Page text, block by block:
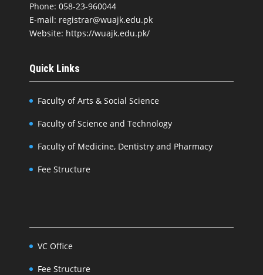
Phone: 058-23-960044
E-mail: registrar@wuajk.edu.pk
Website: https://wuajk.edu.pk/
Quick Links
Faculty of Arts & Social Science
Faculty of Science and Technology
Faculty of Medicine, Dentistry and Pharmacy
Fee Structure
VC Office
Fee Structure